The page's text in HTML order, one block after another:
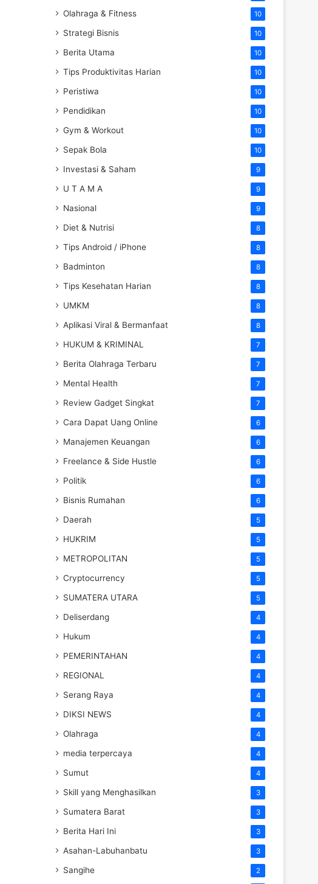
Olahraga & Fitness 10
Strategi Bisnis 10
Berita Utama 10
Tips Produktivitas Harian 10
Peristiwa 10
Pendidikan 10
Gym & Workout 10
Sepak Bola 10
Investasi & Saham 9
U T A M A 9
Nasional 9
Diet & Nutrisi 8
Tips Android / iPhone 8
Badminton 8
Tips Kesehatan Harian 8
UMKM 8
Aplikasi Viral & Bermanfaat 8
HUKUM & KRIMINAL 7
Berita Olahraga Terbaru 7
Mental Health 7
Review Gadget Singkat 7
Cara Dapat Uang Online 6
Manajemen Keuangan 6
Freelance & Side Hustle 6
Politik 6
Bisnis Rumahan 6
Daerah 5
HUKRIM 5
METROPOLITAN 5
Cryptocurrency 5
SUMATERA UTARA 5
Deliserdang 4
Hukum 4
PEMERINTAHAN 4
REGIONAL 4
Serang Raya 4
DIKSI NEWS 4
Olahraga 4
media terpercaya 4
Sumut 4
Skill yang Menghasilkan 3
Sumatera Barat 3
Berita Hari Ini 3
Asahan-Labuhanbatu 3
Sangihe 2